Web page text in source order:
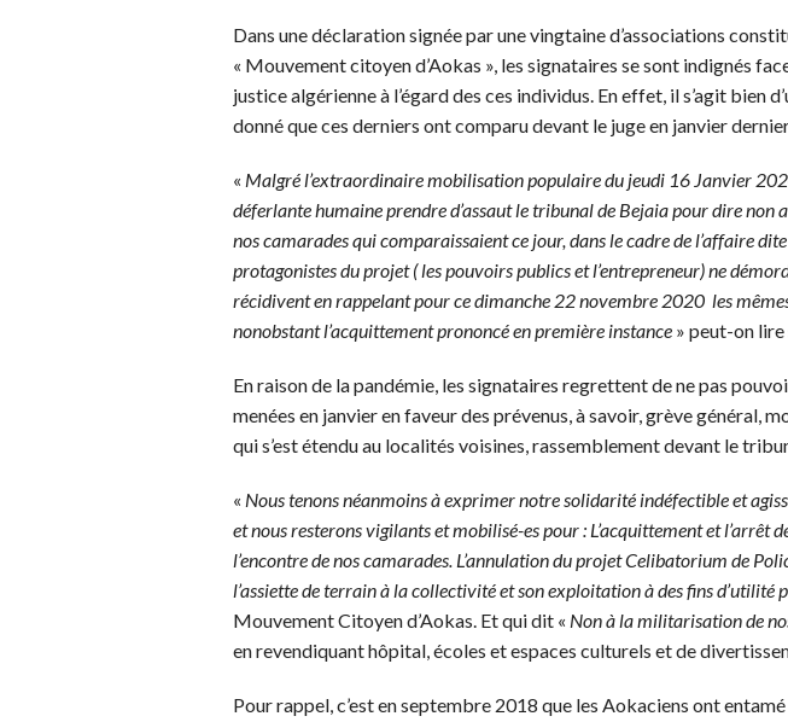
Dans une déclaration signée par une vingtaine d’associations
« Mouvement citoyen d’Aokas », les signataires se sont indignés
justice algérienne à l’égard des ces individus. En effet, il s’agit bien
donné que ces derniers ont comparu devant le juge en janvier
« Malgré l’extraordinaire mobilisation populaire du jeudi 16 Janvier
déferlante humaine prendre d’assaut le tribunal de Bejaia pour dire non
nos camarades qui comparaissaient ce jour, dans le cadre de l’affaire
protagonistes du projet ( les pouvoirs publics et l’entrepreneur) ne
récidivent en rappelant pour ce dimanche 22 novembre 2020 les
nonobstant l’acquittement prononcé en première instance » peut-on
En raison de la pandémie, les signataires regrettent de ne pas
menées en janvier en faveur des prévenus, à savoir, grève général,
qui s’est étendu au localités voisines, rassemblement devant le
« Nous tenons néanmoins à exprimer notre solidarité indéfectible et
et nous resterons vigilants et mobilisé-es pour : L’acquittement et l’arrêt
l’encontre de nos camarades. L’annulation du projet Celibatorium de
l’assiette de terrain à la collectivité et son exploitation à des fins d’utilité
Mouvement Citoyen d’Aokas. Et qui dit « Non à la militarisation de
en revendiquant hôpital, écoles et espaces culturels et de
Pour rappel, c’est en septembre 2018 que les Aokaciens ont